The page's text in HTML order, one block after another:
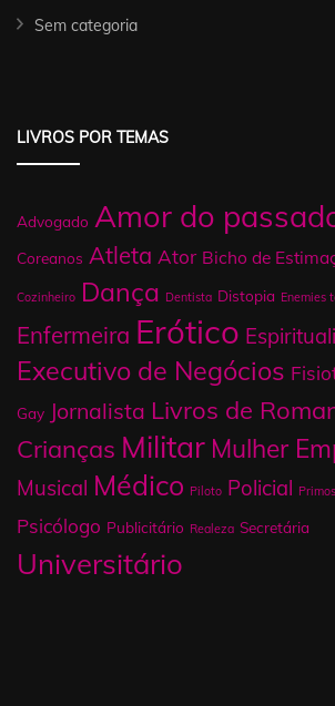
Sem categoria
LIVROS POR TEMAS
Advogado Amor do
Coreanos Atleta Ator Bicho de
Cozinheiro Dança Dentista Distopia Enemies
Enfermeira Erótico
Executivo de Negócios
Gay Jornalista Livros de
Crianças Militar Mulher
Musical Médico Piloto Policial Primos
Psicólogo Publicitário Realeza Secretária
Universitário